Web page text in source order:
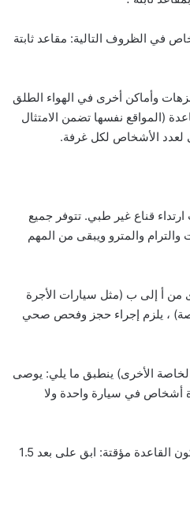
في الظروف التالية: مقاعد ثابتة
وأماكن أخرى في الهواء الطلق
1.5 متر هو القاعدة (المواقع نفسها تضمن الامتثال
لعدد الأشخاص لكل غرفة.
قناع غير طبي. تتوفر جميع
والمترو ويبقى من المهم
من أ إلى ب (مثل سيارات الأجرة
، يلزم إجراء حجز وفحص صحي
الأخرى) ينطبق ما يلي: يوصى
أشخاص في سيارة واحدة ولا
4- في وسائل النقل الأخرى ، تكون القاعدة مؤقتة: ابق على بعد 1.5